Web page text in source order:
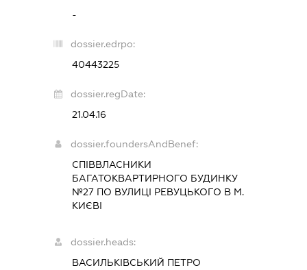
-
dossier.edrpo:
40443225
dossier.regDate:
21.04.16
dossier.foundersAndBenef:
СПІВВЛАСНИКИ
БАГАТОКВАРТИРНОГО БУДИНКУ
№27 ПО ВУЛИЦІ РЕВУЦЬКОГО В М.
КИЄВІ
dossier.heads:
ВАСИЛЬКІВСЬКИЙ ПЕТРО